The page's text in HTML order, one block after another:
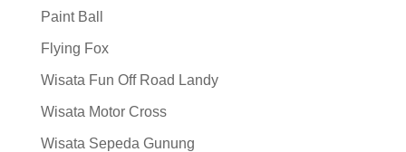
Paint Ball
Flying Fox
Wisata Fun Off Road Landy
Wisata Motor Cross
Wisata Sepeda Gunung